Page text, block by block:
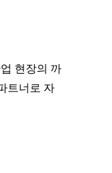
현장의 까
트너로 자